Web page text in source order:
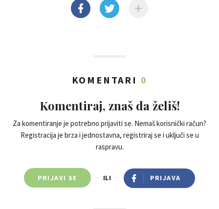
KOMENTARI 0
Komentiraj, znaš da želiš!
Za komentiranje je potrebno prijaviti se. Nemaš korisnički račun?
Registracija je brza i jednostavna, registriraj se i uključi se u
raspravu.
PRIJAVI SE ILI PRIJAVA